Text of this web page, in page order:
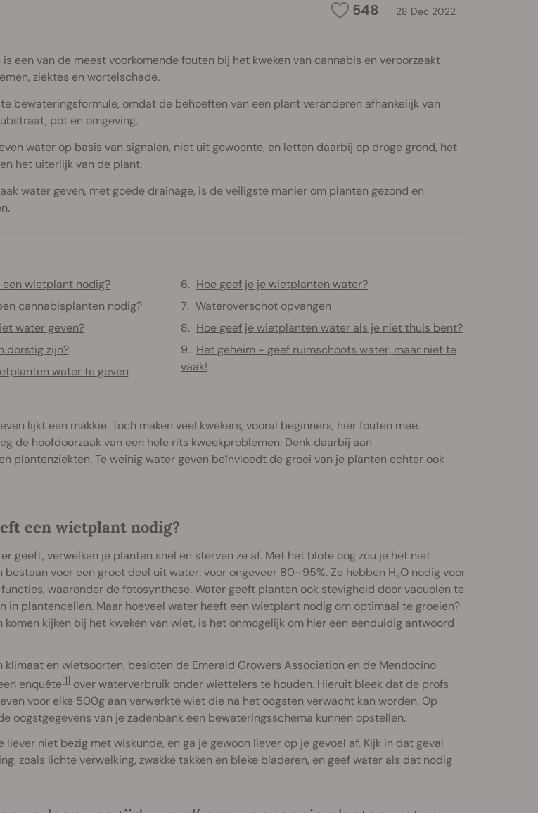
548 28 Dec 2022
is een van de meest voorkomende fouten bij het kweken van cannabis en veroorzaakt
ziektes en wortelschade.
bewateringsformule, omdat de behoeften van een plant veranderen afhankelijk van
pot en omgeving.
water op basis van signalen, niet uit gewoonte, en letten daarbij op droge grond, het
het uiterlijk van de plant.
water geven, met goede drainage, is de veiligste manier om planten gezond en
wietplant nodig?
cannabisplanten nodig?
water geven?
dorstig zijn?
water te geven
Hoe geef je je wietplanten water?
Wateroverschot opvangen
Hoe geef je wietplanten water als je niet thuis bent?
Het geheim - geef ruimschoots water, maar niet te
vaak!
lijkt een makkie. Toch maken veel kwekers, vooral beginners, hier fouten mee.
de hoofdoorzaak van een hele rits kweekproblemen. Denk daarbij aan
en plantenziekten. Te weinig water geven beïnvloedt de groei van je planten echter ook
een wietplant nodig?
geeft, verwelken je planten snel en sterven ze af. Met het blote oog zou je het niet
voor een groot deel uit water: voor ongeveer 80–95%. Ze hebben H₂O nodig voor
waaronder de fotosynthese. Water geeft planten ook stevigheid door vacuolen te
in plantencellen. Maar hoeveel water heeft een wietplant nodig om optimaal te groeien?
kijken bij het kweken van wiet, is het onmogelijk om hier een eenduidig antwoord
klimaat en wietsoorten, besloten de Emerald Growers Association en de Mendocino
enquête[1] over waterverbruik onder wiettelers te houden. Hieruit bleek dat de profs
voor elke 500g aan verwerkte wiet die na het oogsten verwacht kan worden. Op
oogstgegevens van je zadenbank een bewateringsschema kunnen opstellen.
liever niet bezig met wiskunde, en ga je gewoon liever op je gevoel af. Kijk in dat geval
zoals lichte verwelking, zwakke takken en bleke bladeren, en geef water als dat nodig